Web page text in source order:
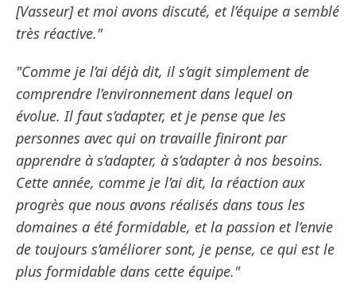
[Vasseur] et moi avons discuté, et l’équipe a semblé
très réactive."
"Comme je l’ai déjà dit, il s’agit simplement de
comprendre l’environnement dans lequel on
évolue. Il faut s’adapter, et je pense que les
personnes avec qui on travaille finiront par
apprendre à s’adapter, à s’adapter à nos besoins.
Cette année, comme je l’ai dit, la réaction aux
progrès que nous avons réalisés dans tous les
domaines a été formidable, et la passion et l’envie
de toujours s’améliorer sont, je pense, ce qui est le
plus formidable dans cette équipe."